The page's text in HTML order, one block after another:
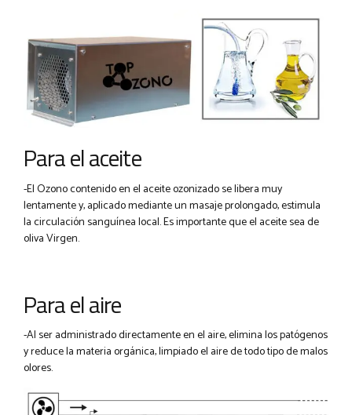
Para el aceite
-El Ozono contenido en el aceite ozonizado se libera muy
lentamente y, aplicado mediante un masaje prolongado, estimula
la circulación sanguínea local. Es importante que el aceite sea de
oliva Virgen.
Para el aire
-Al ser administrado directamente en el aire, elimina los patógenos
y reduce la materia orgánica, limpiado el aire de todo tipo de malos
olores.